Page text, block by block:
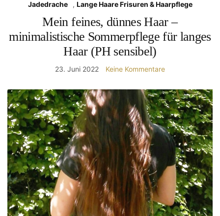
Jadedrache , Lange Haare Frisuren & Haarpflege
Mein feines, dünnes Haar –
minimalistische Sommerpflege für langes
Haar (PH sensibel)
23. Juni 2022 Keine Kommentare